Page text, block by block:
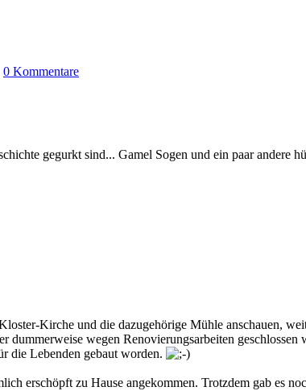
0 Kommentare
gegurkt sind... Gamel Sogen und ein paar andere
Kirche und die dazugehörige Mühle anschauen,
dummerweise wegen Renovierungsarbeiten
die Lebenden gebaut worden.
erschöpft zu Hause angekommen. Trotzdem gab es